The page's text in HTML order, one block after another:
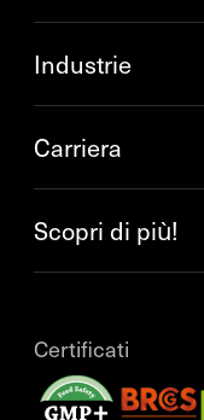
Industrie
Carriera
Scopri di più!
Certificati